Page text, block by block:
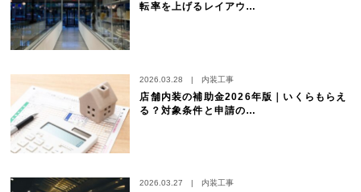
転率を上げるレイアウ…
2026.03.28 | 内装工事
店舗内装の補助金2026年版｜いくらもらえ
る？対象条件と申請の…
2026.03.27 | 内装工事